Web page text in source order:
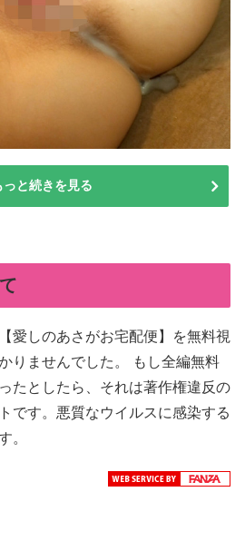
っと続きを見る
愛しのあさがお宅配便】を無料視
りませんでした。 もし全編無料
たとしたら、それは著作権違反の
です。悪質なウイルスに感染する
。